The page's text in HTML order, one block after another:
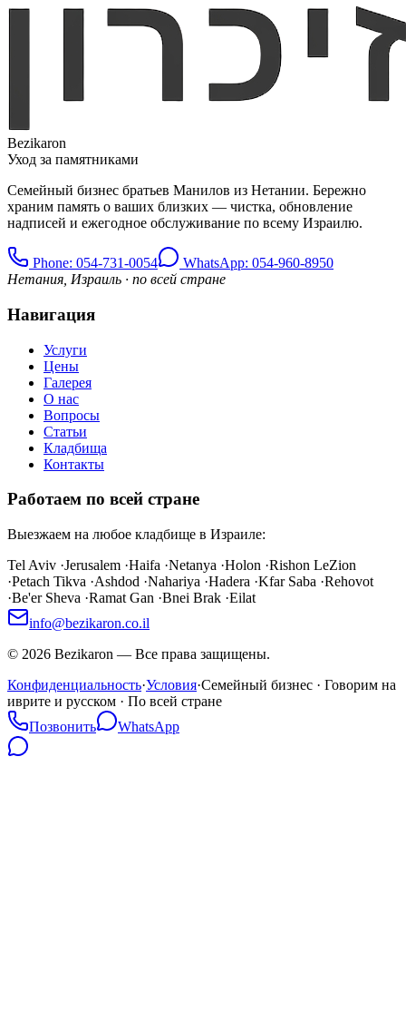
Bezikaron
Уход за памятниками
Семейный бизнес братьев Манилов из Нетании. Бережно
храним память о ваших близких — чистка, обновление
надписей и ежегодное обслуживание по всему Израилю.
Phone: 054-731-0054
WhatsApp: 054-960-8950
Нетания, Израиль · по всей стране
Навигация
Услуги
Цены
Галерея
О нас
Вопросы
Статьи
Кладбища
Контакты
Работаем по всей стране
Выезжаем на любое кладбище в Израиле:
Tel Aviv ·Jerusalem ·Haifa ·Netanya ·Holon ·Rishon LeZion
·Petach Tikva ·Ashdod ·Nahariya ·Hadera ·Kfar Saba ·Rehovot
·Be'er Sheva ·Ramat Gan ·Bnei Brak ·Eilat
info@bezikaron.co.il
© 2026 Bezikaron — Все права защищены.
Конфиденциальность·Условия·Семейный бизнес · Говорим на
иврите и русском · По всей стране
Позвонить
WhatsApp